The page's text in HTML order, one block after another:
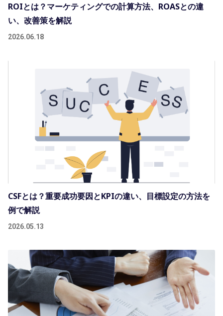
ROIとは？マーケティングでの計算方法、ROASとの違
い、改善策を解説
2026.06.18
CSFとは？重要成功要因とKPIの違い、目標設定の方法を
例で解説
2026.05.13